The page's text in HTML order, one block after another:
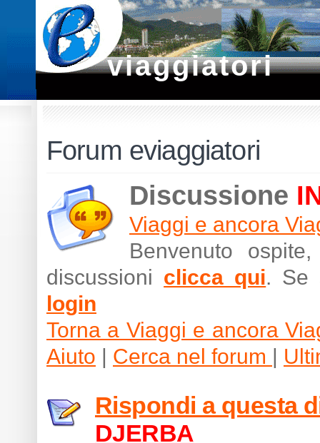
viaggiatori
Forum eviaggiatori
Discussione
Viaggi e ancora
Benvenuto
discussioni clicca qui. Se
login
Torna a Viaggi e ancora
Aiuto | Cerca nel forum |
Rispondi a questa
DJERBA